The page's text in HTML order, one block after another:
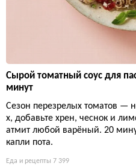
Сырой томатный соус для
минут
Сезон перезрелых томатов —
х, добавьте хрен, чеснок и
атмит любой варёный. 20
капли пота.
Еда и рецепты 7 399